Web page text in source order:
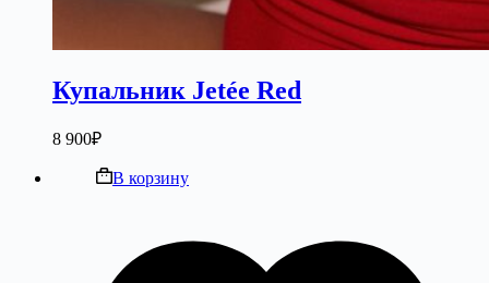
Купальник Jetée Red
8 900₽
В корзину